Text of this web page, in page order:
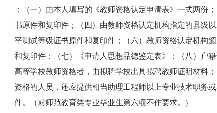
：（一）由本人填写的《教师资格认定申请表》一式两份
书原件和复印件；（四）由教师资格认定机构指定的县级
平测试等级证书原件和复印件；（六）教师资格认定机构
和复印件；（七）《申请人思想品德鉴定表》；（八）户
高等学校教师资格者，由拟聘学校出具拟聘教师证明材料
资格的人员，还应提供相当助理工程师以上专业技术职务
件。（对师范教育类专业毕业生第六项不作要求。）